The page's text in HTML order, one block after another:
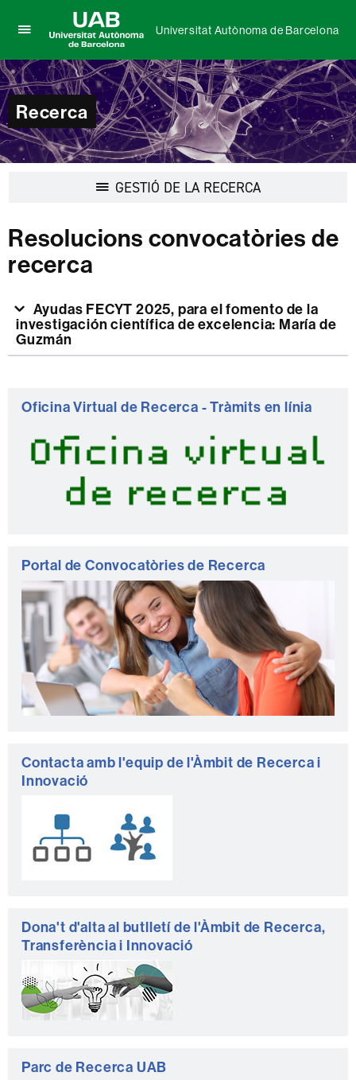
per
desplegar
el
menú
de
Universitat
Autònoma
Universitat
Autònoma
Barcelona
Universitat Autònoma de Barcelona
Recerca
GESTIÓ DE LA RECERCA
Resolucions convocatòries de
recerca
investigación científica de excelencia: María de
Guzmán
Informació
Oficina Virtual de Recerca - Tràmits en línia
Portal de Convocatòries de Recerca
Contacta amb l'equip de l'Àmbit de Recerca i
Innovació
Dona't d'alta al butlletí de l'Àmbit de Recerca,
Transferència i Innovació
Parc de Recerca UAB